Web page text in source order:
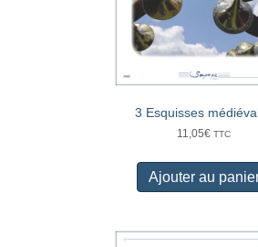
3 Esquisses
11,05€ TTC
Ajouter au